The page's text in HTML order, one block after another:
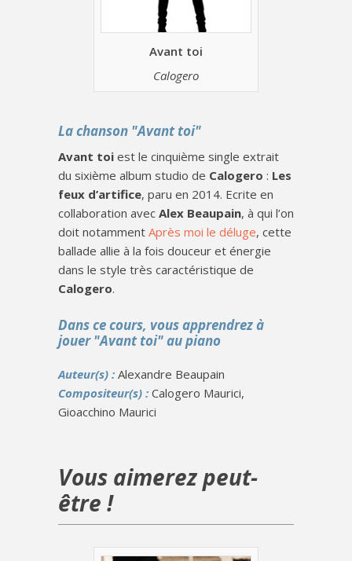
Avant toi
Calogero
La chanson "Avant toi"
Avant toi est le cinquième single extrait
du sixième album studio de Calogero : Les
feux d’artifice, paru en 2014. Ecrite en
collaboration avec Alex Beaupain, à qui l’on
doit notamment Après moi le déluge, cette
ballade allie à la fois douceur et énergie
dans le style très caractéristique de
Calogero.
Dans ce cours, vous apprendrez à
jouer "Avant toi" au piano
Auteur(s) : Alexandre Beaupain
Compositeur(s) : Calogero Maurici,
Gioacchino Maurici
Vous aimerez peut-
être !